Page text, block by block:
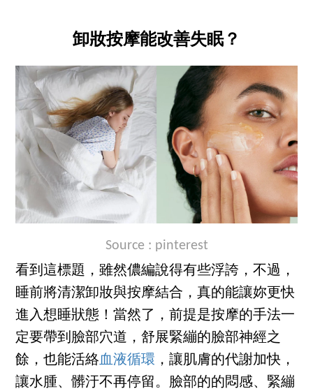
卸妝按摩能改善失眠？
Source : pinterest
看到這標題，雖然儂編說得有些浮誇，不過，
睡前將清潔卸妝與按摩結合，真的能讓妳更快
進入想睡狀態！當然了，前提是按摩的手法一
定要帶到臉部穴道，舒展緊繃的臉部神經之
餘，也能活絡血液循環 ，讓肌膚的代謝加快，
讓水腫、髒汙不再停留。臉部的的悶感、緊繃